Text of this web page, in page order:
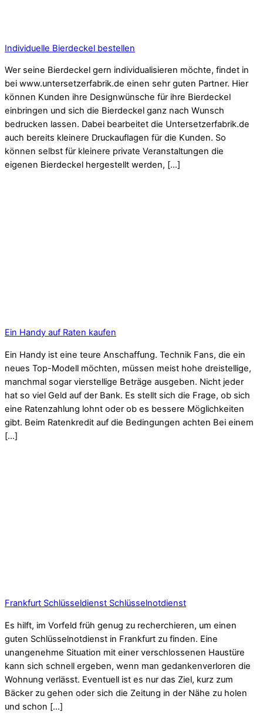
Individuelle Bierdeckel bestellen
Wer seine Bierdeckel gern individualisieren möchte, findet in
bei www.untersetzerfabrik.de einen sehr guten Partner. Hier
können Kunden ihre Designwünsche für ihre Bierdeckel
einbringen und sich die Bierdeckel ganz nach Wunsch
bedrucken lassen. Dabei bearbeitet die Untersetzerfabrik.de
auch bereits kleinere Druckauflagen für die Kunden. So
können selbst für kleinere private Veranstaltungen die
eigenen Bierdeckel hergestellt werden, […]
Ein Handy auf Raten kaufen
Ein Handy ist eine teure Anschaffung. Technik Fans, die ein
neues Top-Modell möchten, müssen meist hohe dreistellige,
manchmal sogar vierstellige Beträge ausgeben. Nicht jeder
hat so viel Geld auf der Bank. Es stellt sich die Frage, ob sich
eine Ratenzahlung lohnt oder ob es bessere Möglichkeiten
gibt. Beim Ratenkredit auf die Bedingungen achten Bei einem
[…]
Frankfurt Schlüsseldienst Schlüsselnotdienst
Es hilft, im Vorfeld früh genug zu recherchieren, um einen
guten Schlüsselnotdienst in Frankfurt zu finden. Eine
unangenehme Situation mit einer verschlossenen Haustüre
kann sich schnell ergeben, wenn man gedankenverloren die
Wohnung verlässt. Eventuell ist es nur das Ziel, kurz zum
Bäcker zu gehen oder sich die Zeitung in der Nähe zu holen
und schon […]